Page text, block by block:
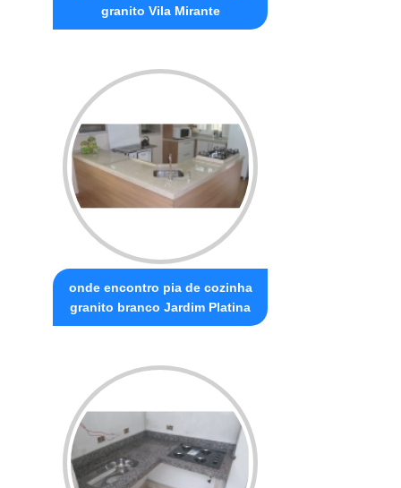
granito Vila Mirante
onde encontro pia de cozinha
granito branco Jardim Platina